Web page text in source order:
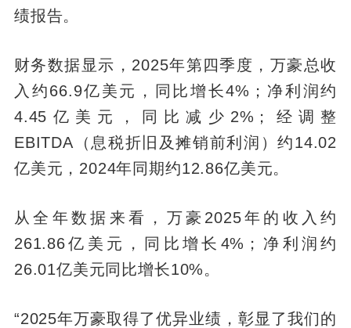
绩报告。
财务数据显示，2025年第四季度，万豪总收
入约66.9亿美元，同比增长4%；净利润约
4.45亿美元，同比减少2%；经调整
EBITDA（息税折旧及摊销前利润）约14.02
亿美元，2024年同期约12.86亿美元。
从全年数据来看，万豪2025年的收入约
261.86亿美元，同比增长4%；净利润约
26.01亿美元同比增长10%。
“2025年万豪取得了优异业绩，彰显了我们的